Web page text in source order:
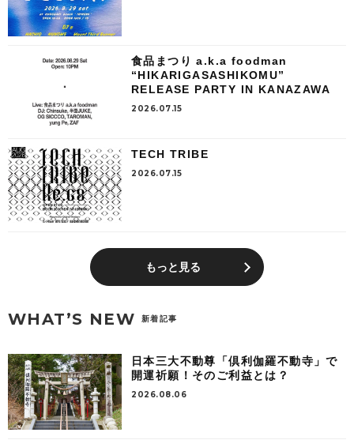
食品まつり a.k.a foodman
“HIKARIGASASHIKOMU”
RELEASE PARTY IN KANAZAWA
2026.07.15
TECH TRIBE
2026.07.15
もっと見る
WHAT’S NEW 新着記事
日本三大不動尊「倶利伽羅不動寺」で
開運祈願！そのご利益とは？
2026.08.06